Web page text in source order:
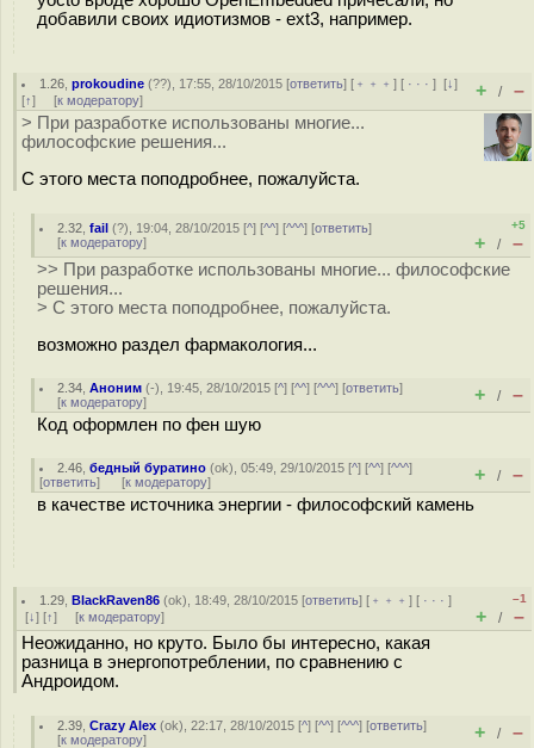
добавили своих идиотизмов - ext3, например.
1.26 ,prokoudine (??), 17:55, 28/10/2015 [ответить] [ ﹢﹢﹢] [ · · ·][↓]
[↑] [к модератору] + / –
> При разработке использованы многие...
философские решения...
С этого места поподробнее, пожалуйста.
2.32 ,fail (?), 19:04, 28/10/2015 [^] [^^] [^^^] [ответить]
[к модератору]
+5
+ / –
>> При разработке использованы многие... философские
решения...
> С этого места поподробнее, пожалуйста.
возможно раздел фармакология...
2.34 ,Аноним (-), 19:45, 28/10/2015 [^] [^^] [^^^] [ответить]
[к модератору] + / –
Код оформлен по фен шую
2.46 ,бедный буратино (ok), 05:49, 29/10/2015 [^] [^^] [^^^]
[ответить] [к модератору] + / –
в качестве источника энергии - философский камень
1.29 ,BlackRaven86 (ok), 18:49, 28/10/2015 [ответить] [ ﹢﹢﹢] [ · · ·]
[↓] [↑] [к модератору]
–1
+ / –
Неожиданно, но круто. Было бы интересно, какая
разница в энергопотреблении, по сравнению с
Андроидом.
2.39 ,Crazy Alex (ok), 22:17, 28/10/2015 [^] [^^] [^^^] [ответить]
[к модератору] + / –